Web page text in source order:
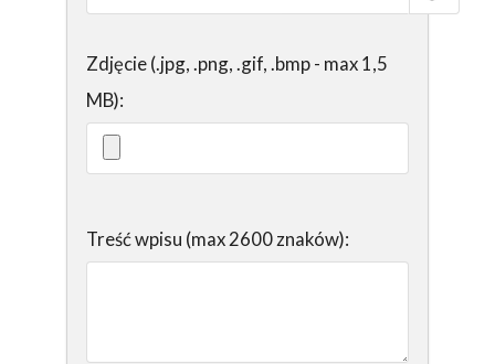
Zdjęcie (.jpg, .png, .gif, .bmp - max 1,5
MB):
Treść wpisu (max 2600 znaków):